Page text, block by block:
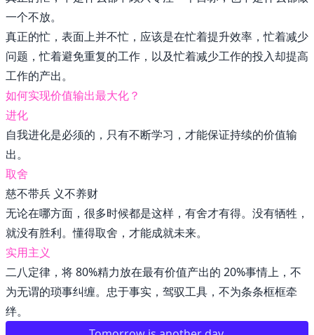
一个不放。
真正的忙，表面上并不忙，应该是在忙着提升效率，忙着减少
问题，忙着避免重复的工作，以及忙着减少工作的投入却提高
工作的产出。
如何实现价值输出最大化？
进化
自我进化是必须的，只有不断学习，才能保证持续的价值输
出。
取舍
慈不带兵 义不养财
无论在哪方面，很多时候都是这样，有舍才有得。没有牺牲，
就没有胜利。懂得取舍，才能成就未来。
实用主义
二八定律，将 80%精力放在最有价值产出的 20%事情上，不
为无谓的琐事纠缠。忠于事实，驾驭工具，不为条条框框牵
绊。